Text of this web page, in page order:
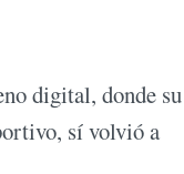
digital, donde su
sí volvió a